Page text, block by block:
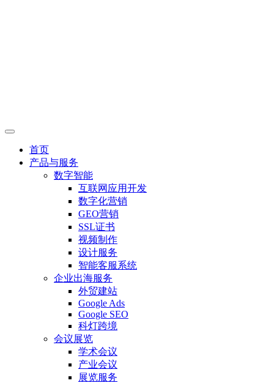
首页
产品与服务
数字智能
互联网应用开发
数字化营销
GEO营销
SSL证书
视频制作
设计服务
智能客服系统
企业出海服务
外贸建站
Google Ads
Google SEO
科灯跨境
会议展览
学术会议
产业会议
展览服务